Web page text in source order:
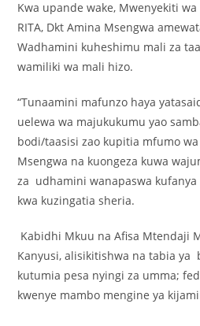
Kwa upande wake, Mwenyekiti
RITA, Dkt Amina Msengwa
Wadhamini kuheshimu mali za
wamiliki wa mali hizo.
“Tunaamini mafunzo haya
uelewa wa majukukumu yao
bodi/taasisi zao kupitia mfumo wa
Msengwa na kuongeza kuwa
za udhamini wanapaswa kufanya
kwa kuzingatia sheria.
Kabidhi Mkuu na Afisa Mtendaji
Kanyusi, alisikitishwa na tabia ya
kutumia pesa nyingi za umma;
kwenye mambo mengine ya